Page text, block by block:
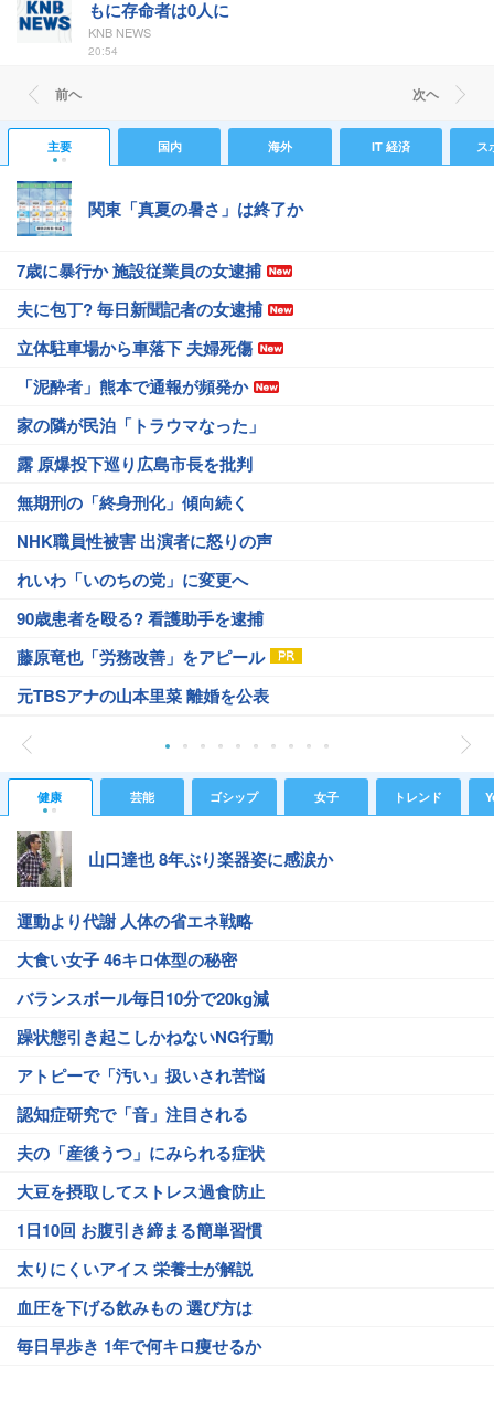
もに存命者は0人に
KNB NEWS
20:54
前ヘ 次ヘ
主要 国内 海外 IT 経済 ス
関東「真夏の暑さ」は終了か
7歳に暴行か 施設従業員の女逮捕
夫に包丁? 毎日新聞記者の女逮捕
立体駐車場から車落下 夫婦死傷
「泥酔者」熊本で通報が頻発か
家の隣が民泊「トラウマなった」
露 原爆投下巡り広島市長を批判
無期刑の「終身刑化」傾向続く
NHK職員性被害 出演者に怒りの声
れいわ「いのちの党」に変更へ
90歳患者を殴る? 看護助手を逮捕
藤原竜也「労務改善」をアピール
元TBSアナの山本里菜 離婚を公表
健康 芸能 ゴシップ 女子 トレンド
山口達也 8年ぶり楽器姿に感涙か
運動より代謝 人体の省エネ戦略
大食い女子 46キロ体型の秘密
バランスボール毎日10分で20kg減
躁状態引き起こしかねないNG行動
アトピーで「汚い」扱いされ苦悩
認知症研究で「音」注目される
夫の「産後うつ」にみられる症状
大豆を摂取してストレス過食防止
1日10回 お腹引き締まる簡単習慣
太りにくいアイス 栄養士が解説
血圧を下げる飲みもの 選び方は
毎日早歩き 1年で何キロ痩せるか